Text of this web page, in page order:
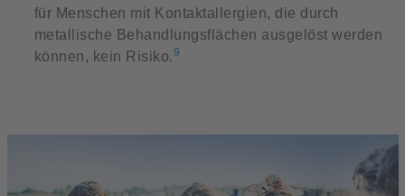
für Menschen mit Kontaktallergien, die durch
metallische Behandlungsflächen ausgelöst werden
können, kein Risiko.9